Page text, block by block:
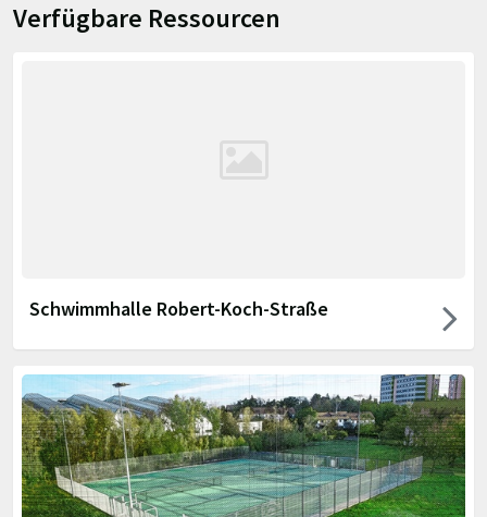
Verfügbare Ressourcen
Schwimmhalle Robert-Koch-Straße